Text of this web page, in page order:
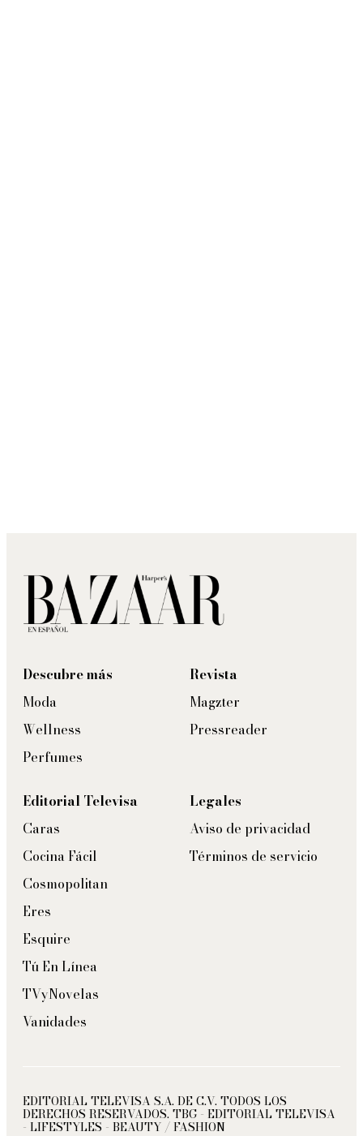
Descubre más
Moda
Wellness
Perfumes
Revista
Magzter
Pressreader
Editorial Televisa
Caras
Cocina Fácil
Cosmopolitan
Eres
Esquire
Tú En Línea
TVyNovelas
Vanidades
Legales
Aviso de privacidad
Términos de servicio
EDITORIAL TELEVISA S.A. DE C.V. TODOS LOS
DERECHOS RESERVADOS. TBG - EDITORIAL TELEVISA
- LIFESTYLES - BEAUTY / FASHION